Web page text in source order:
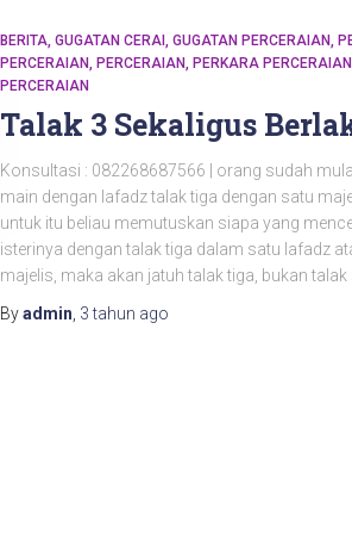
BERITA GUGATAN CERAI GUGATAN PERCERAIAN
PERCERAIAN
PERCERAIAN PERKARA PERCERAIAN
PERCERAIAN
Talak 3 Sekaligus
Konsultasi : 082268687566 | orang sudah
main dengan lafadz talak tiga dengan satu
untuk itu beliau memutuskan siapa yang
isterinya dengan talak tiga dalam satu lafadz
majelis, maka akan jatuh talak tiga, bukan talak
Byadmin 3 tahun ago